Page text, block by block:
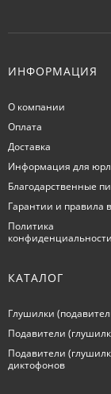
ИНФОРМАЦИЯ
О компании
Оплата
Доставка
Информация для
Благодарственные
Гарантии и правила
Политика
конфиденциальности
КАТАЛОГ
Глушилки
Подавители
Подавители
диктофонов